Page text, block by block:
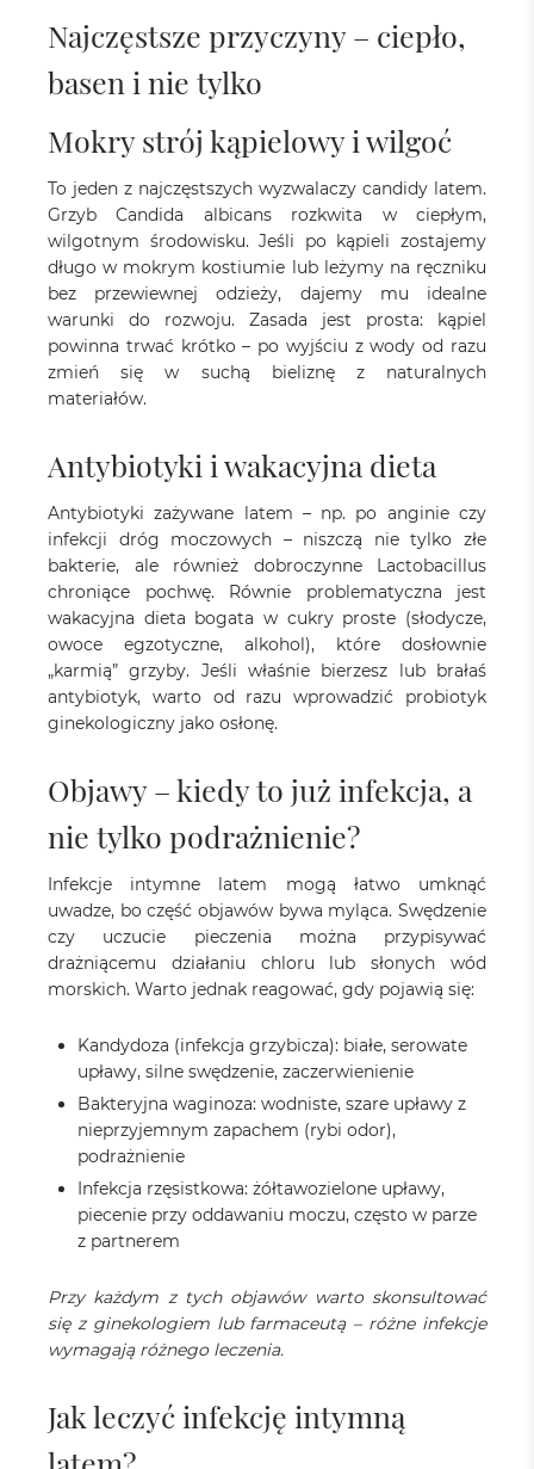
Najczęstsze przyczyny – ciepło,
basen i nie tylko
Mokry strój kąpielowy i wilgoć
To jeden z najczęstszych wyzwalaczy candidy latem.
Grzyb Candida albicans rozkwita w ciepłym,
wilgotnym środowisku. Jeśli po kąpieli zostajemy
długo w mokrym kostiumie lub leżymy na ręczniku
bez przewiewnej odzieży, dajemy mu idealne
warunki do rozwoju. Zasada jest prosta: kąpiel
powinna trwać krótko – po wyjściu z wody od razu
zmień się w suchą bieliznę z naturalnych
materiałów.
Antybiotyki i wakacyjna dieta
Antybiotyki zażywane latem – np. po anginie czy
infekcji dróg moczowych – niszczą nie tylko złe
bakterie, ale również dobroczynne Lactobacillus
chroniące pochwę. Równie problematyczna jest
wakacyjna dieta bogata w cukry proste (słodycze,
owoce egzotyczne, alkohol), które dosłownie
„karmią” grzyby. Jeśli właśnie bierzesz lub brałaś
antybiotyk, warto od razu wprowadzić probiotyk
ginekologiczny jako osłonę.
Objawy – kiedy to już infekcja, a
nie tylko podrażnienie?
Infekcje intymne latem mogą łatwo umknąć
uwadze, bo część objawów bywa myląca. Swędzenie
czy uczucie pieczenia można przypisywać
drażniącemu działaniu chloru lub słonych wód
morskich. Warto jednak reagować, gdy pojawią się:
Kandydoza (infekcja grzybicza): białe, serowate
upławy, silne swędzenie, zaczerwienienie
Bakteryjna waginoza: wodniste, szare upławy z
nieprzyjemnym zapachem (rybi odor),
podrażnienie
Infekcja rzęsistkowa: żółtawozielone upławy,
piecenie przy oddawaniu moczu, często w parze
z partnerem
Przy każdym z tych objawów warto skonsultować
się z ginekologiem lub farmaceutą – różne infekcje
wymagają różnego leczenia.
Jak leczyć infekcję intymną